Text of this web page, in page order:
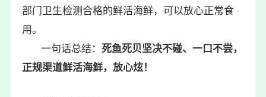
部门卫生检测合格的鲜活海鲜，可以放心正常食
用。
一句话总结：死鱼死贝坚决不碰、一口不尝，
正规渠道鲜活海鲜，放心炫！